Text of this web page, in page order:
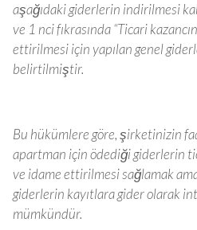
aşağıdaki giderlerin indirilmesi
ve 1 nci fıkrasında “Ticari
ettirilmesi için yapılan genel
belirtilmiştir.
Bu hükümlere göre, şirketinizin
apartman için ödediği giderlerin
ve idame ettirilmesi sağlamak
giderlerin kayıtlara gider olarak
mümkündür.